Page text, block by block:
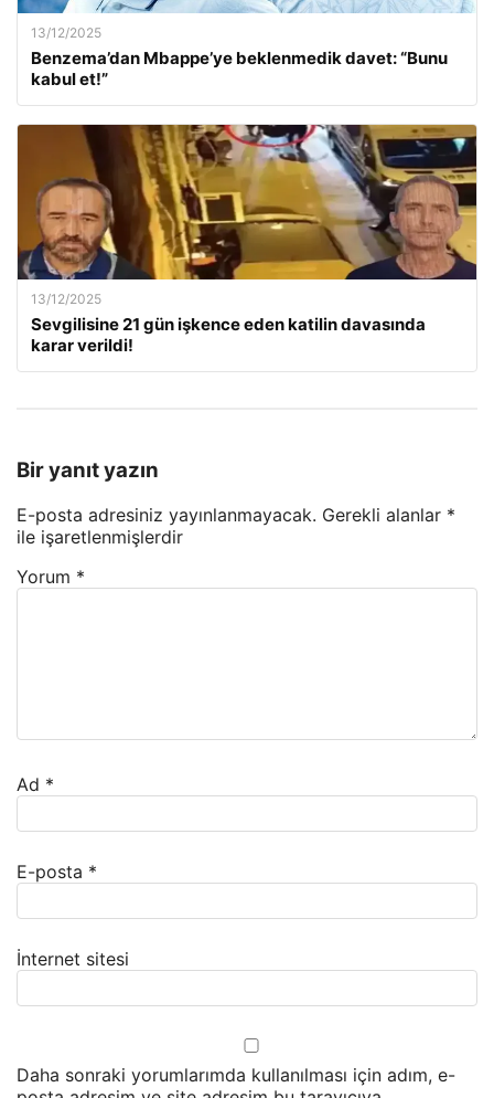
13/12/2025
Benzema’dan Mbappe’ye beklenmedik davet: “Bunu
kabul et!”
13/12/2025
Sevgilisine 21 gün işkence eden katilin davasında
karar verildi!
Bir yanıt yazın
E-posta adresiniz yayınlanmayacak. Gerekli alanlar *
ile işaretlenmişlerdir
Yorum *
Ad *
E-posta *
İnternet sitesi
Daha sonraki yorumlarımda kullanılması için adım, e-